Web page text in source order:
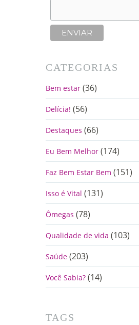
CATEGORIAS
Bem estar(36)
Delícia! (56)
Destaques (66)
Eu Bem Melhor(174)
Faz Bem Estar Bem (151)
Isso é Vital (131)
Ômegas (78)
Qualidade de vida (103)
Saúde(203)
Você Sabia?(14)
TAGS